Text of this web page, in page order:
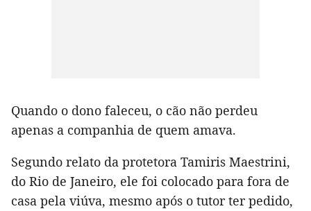
Quando o dono faleceu, o cão não perdeu
apenas a companhia de quem amava.
Segundo relato da protetora Tamiris Maestrini,
do Rio de Janeiro, ele foi colocado para fora de
casa pela viúva, mesmo após o tutor ter pedido,